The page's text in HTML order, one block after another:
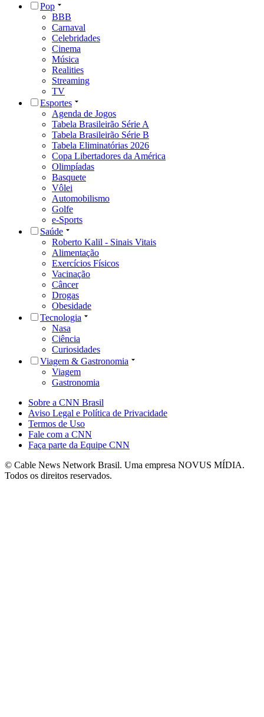
Pop
BBB
Carnaval
Celebridades
Cinema
Música
Realities
Streaming
TV
Esportes
Agenda de Jogos
Tabela Brasileirão Série A
Tabela Brasileirão Série B
Tabela Eliminatórias 2026
Copa Libertadores da América
Olimpíadas
Basquete
Vôlei
Automobilismo
Golfe
e-Sports
Saúde
Roberto Kalil - Sinais Vitais
Alimentação
Exercícios Físicos
Vacinação
Câncer
Drogas
Obesidade
Tecnologia
Nasa
Ciência
Curiosidades
Viagem & Gastronomia
Viagem
Gastronomia
Sobre a CNN Brasil
Aviso Legal e Política de Privacidade
Termos de Uso
Fale com a CNN
Faça parte da Equipe CNN
© Cable News Network Brasil. Uma empresa NOVUS MÍDIA.
Todos os direitos reservados.